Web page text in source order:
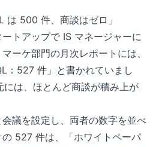
は 500 件、商談はゼロ」
トアップで IS マネージャーに
ーケ部門の月次レポートには、
：527 件」と書かれていまし
には、ほとんど商談が積み上が
議を設定し、両者の数字を並べ
527 件は、「ホワイトペーパ